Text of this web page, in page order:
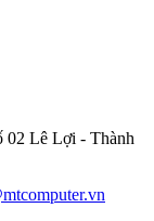
02 Lê Lợi - Thành